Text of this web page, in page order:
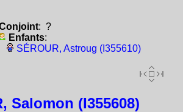
: ?
Enfants:
SÉROUR, Astroug (I355610)
Salomon (I355608)